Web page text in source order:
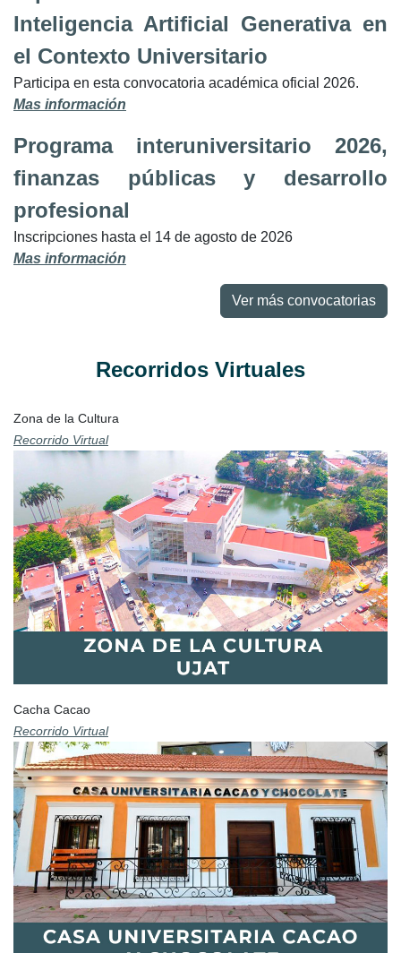
Inteligencia Artificial Generativa en
el Contexto Universitario
Participa en esta convocatoria académica oficial 2026.
Mas información
Programa interuniversitario 2026,
finanzas públicas y desarrollo
profesional
Inscripciones hasta el 14 de agosto de 2026
Mas información
Ver más convocatorias
Recorridos Virtuales
Zona de la Cultura
Recorrido Virtual
Cacha Cacao
Recorrido Virtual